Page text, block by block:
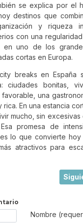
se explica por el
destinos que
y riqueza
con una
en uno de los
cortas en Europa.
breaks en España
ciudades bonitas,
una
rica. En una estancia
mucho, sin excesivas
promesa de
lo que convierte hoy
atractivos para
Burdeos, la joya
Nombre